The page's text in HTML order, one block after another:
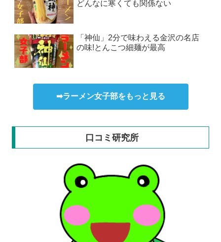
どんなに寒くても関係ない
「神仙」2分で味わえる金沢の名店
の味!とんこつ細麺が最高
➡ラーメン女子部をもっと見る
口コミ研究所